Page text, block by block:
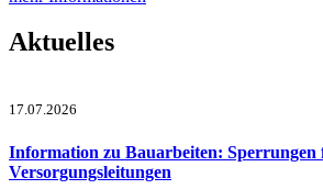
Aktuelles
17.07.2026
Information zu Bauarbeiten: Sperrungen
Versorgungsleitungen